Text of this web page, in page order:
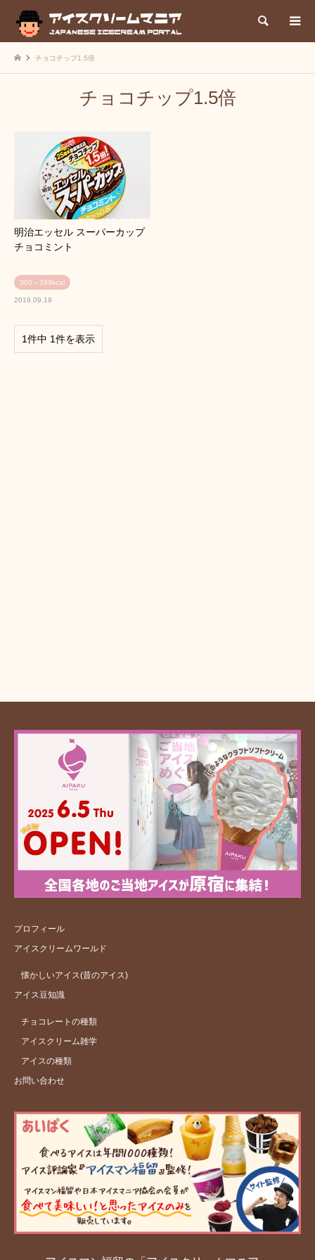
検索
チョコチップ1.5倍
チョコチップ1.5倍
明治エッセル スーパーカップ
チョコミント
300～399kcal
2019.09.19
1件中 1件を表示
プロフィール
アイスクリームワールド
懐かしいアイス(昔のアイス)
アイス豆知識
チョコレートの種類
アイスクリーム雑学
アイスの種類
お問い合わせ